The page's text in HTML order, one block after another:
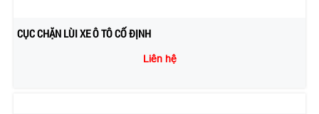
CỤC CHẶN LÙI XE Ô TÔ CỐ ĐỊNH
Liên hệ